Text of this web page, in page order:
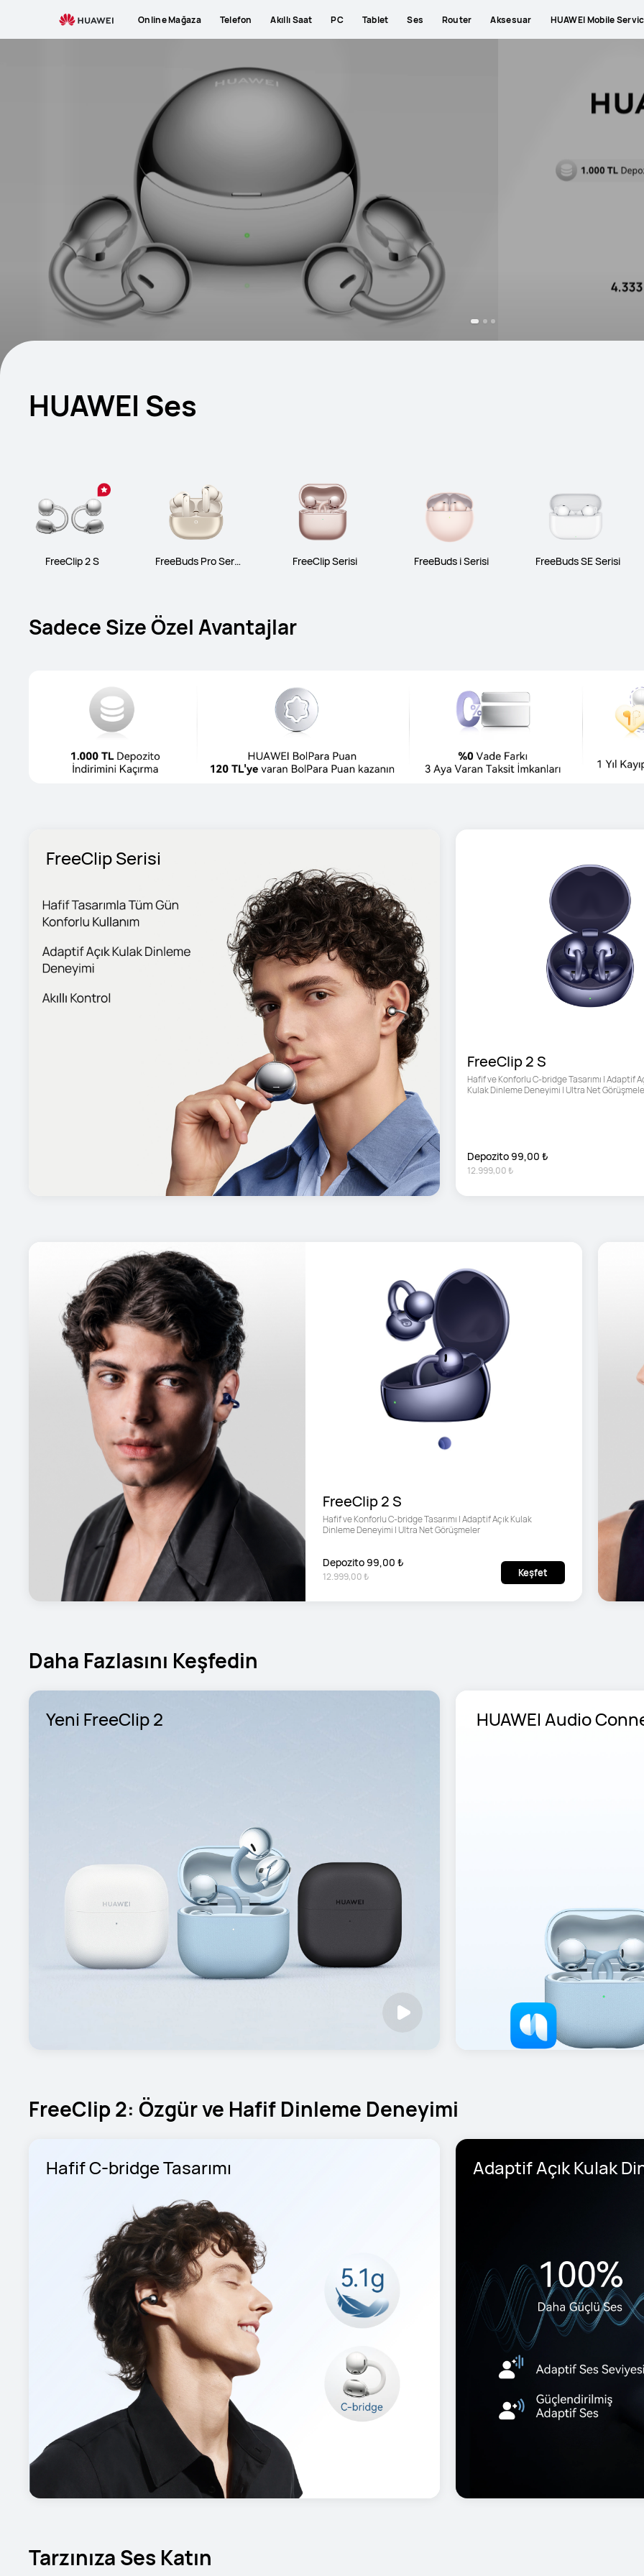
Online Mağaza Telefon Akıllı Saat PC Tablet Ses Router Aksesuar HUAWEI Mobile
HUAWEI Ses
FreeClip 2 S
FreeBuds Pro Seris
FreeClip Serisi FreeBuds i Serisi FreeBuds SE Serisi
Sadece Size Özel Avantajlar
FreeClip Serisi
FreeClip 2 S
Hafif ve Konforlu C-bridge Tasarımı | Adaptif
Kulak Dinleme Deneyimi | Ultra Net
Depozito 99,00 ₺
12.999,00 ₺
FreeClip 2 S
Hafif ve Konforlu C-bridge Tasarımı | Adaptif Açık Kulak
Dinleme Deneyimi | Ultra Net Görüşmeler
Depozito 99,00 ₺
12.999,00 ₺ Keşfet
Daha Fazlasını Keşfedin
Yeni FreeClip 2 HUAWEI Audio
FreeClip 2: Özgür ve Hafif Dinleme Deneyimi
Hafif C-bridge Tasarımı Adaptif Açık Kulak
Tarzınıza Ses Katın